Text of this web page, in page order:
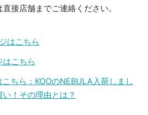
接店舗までご連絡ください。
はこちら
こちら
ちら：KOOのNEBULA入荷しまし
！その理由とは？